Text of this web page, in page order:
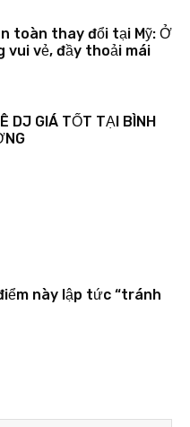
toàn thay đổi tại Mỹ: Ở
vui vẻ, đầy thoải mái
DJ GIÁ TỐT TẠI BÌNH
này lập tức “tránh